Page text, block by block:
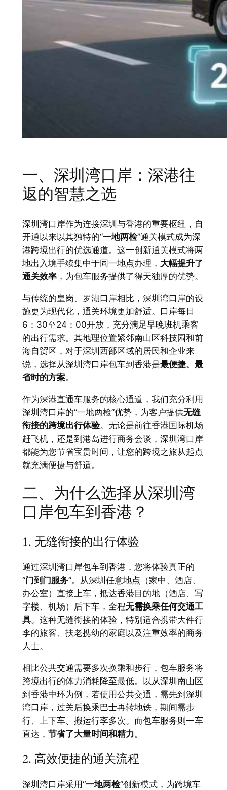
一、深圳湾口岸：深港往
返的智慧之选
深圳湾口岸作为连接深圳与香港的重要枢纽，自
开通以来以其独特的“一地两检”通关模式成为深
港跨境出行的优选通道。这一创新通关模式将两
地出入境手续集中于同一地点办理， 大幅提升了
通关效率，为包车服务提供了得天独厚的优势。
与传统的皇岗、罗湖口岸相比，深圳湾口岸的设
施更为现代化，通关环境更加舒适。口岸每日
6：30至24：00开放，充分满足早晚班机乘客
的出行需求。其地理位置紧邻南山区科技园和前
海自贸区，对于深圳西部区域的居民和企业来
说，选择从深圳湾口岸包车到香港是最便捷、最
省时的方案。
作为深港直通车服务的核心通道，我们充分利用
深圳湾口岸的“一地两检”优势，为客户提供无缝
衔接的跨境出行体验。无论是前往香港国际机场
赶飞机，还是到港岛进行商务会谈，深圳湾口岸
都能为您节省宝贵时间，让您的跨境之旅从起点
就充满便捷与舒适。
二、为什么选择从深圳湾
口岸包车到香港？
1. 无缝衔接的出行体验
通过深圳湾口岸包车到香港，您将体验真正的
“门到门服务”。从深圳任意地点（家中、酒店、
办公室）直接上车，抵达香港目的地（酒店、写
字楼、机场）后下车，全程无需换乘任何交通工
具。这种无缝衔接的体验，特别适合携带大件行
李的旅客、扶老携幼的家庭以及注重效率的商务
人士。
相比公共交通需要多次换乘和步行，包车服务将
跨境出行的体力消耗降至最低。以从深圳南山区
到香港中环为例，若使用公共交通，需先到深圳
湾口岸，过关后换乘巴士再转地铁，期间需步
行、上下车、搬运行李多次。而包车服务则一车
直达， 节省了大量时间和精力。
2. 高效便捷的通关流程
深圳湾口岸采用“一地两检”创新模式，为跨境车